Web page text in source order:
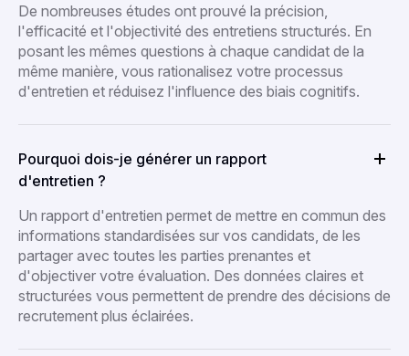
De nombreuses études ont prouvé la précision,
l'efficacité et l'objectivité des entretiens structurés. En
posant les mêmes questions à chaque candidat de la
même manière, vous rationalisez votre processus
d'entretien et réduisez l'influence des biais cognitifs.
Pourquoi dois-je générer un rapport
d'entretien ?
Un rapport d'entretien permet de mettre en commun des
informations standardisées sur vos candidats, de les
partager avec toutes les parties prenantes et
d'objectiver votre évaluation. Des données claires et
structurées vous permettent de prendre des décisions de
recrutement plus éclairées.